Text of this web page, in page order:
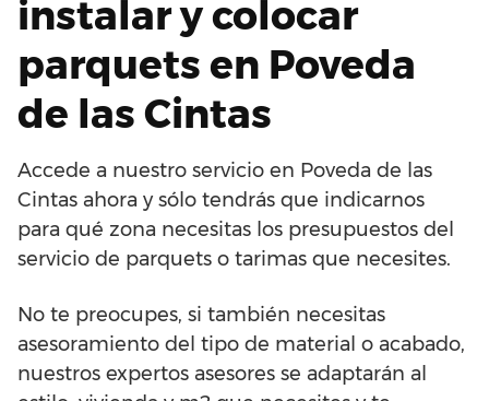
instalar y colocar
parquets en Poveda
de las Cintas
Accede a nuestro servicio en Poveda de las
Cintas ahora y sólo tendrás que indicarnos
para qué zona necesitas los presupuestos del
servicio de parquets o tarimas que necesites.
No te preocupes, si también necesitas
asesoramiento del tipo de material o acabado,
nuestros expertos asesores se adaptarán al